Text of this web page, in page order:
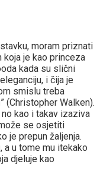
moram priznati
koja je kao princeza
kada su slični
i čija je
smislu treba
(Christopher Walken).
kao i takav izaziva
se osjetiti
je prepun žaljenja.
a u tome mu itekako
djeluje kao